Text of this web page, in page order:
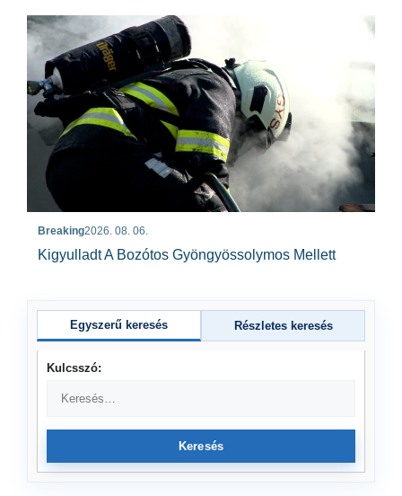
Breaking2026. 08. 06.
Kigyulladt A Bozótos Gyöngyössolymos Mellett
Egyszerű keresés Részletes keresés
Kulcsszó:
Keresés